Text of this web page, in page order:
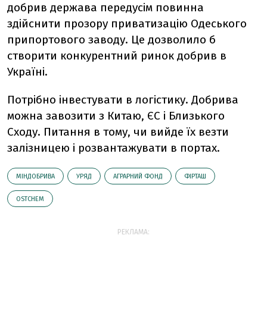
добрив держава передусім повинна
здійснити прозору приватизацію Одеського
припортового заводу. Це дозволило б
створити конкурентний ринок добрив в
Україні.
Потрібно інвестувати в логістику. Добрива
можна завозити з Китаю, ЄС і Близького
Сходу. Питання в тому, чи вийде їх везти
залізницею і розвантажувати в портах.
МІНДОБРИВА УРЯД АГРАРНИЙ ФОНД ФІРТАШ
OSTCHEM
РЕКЛАМА: